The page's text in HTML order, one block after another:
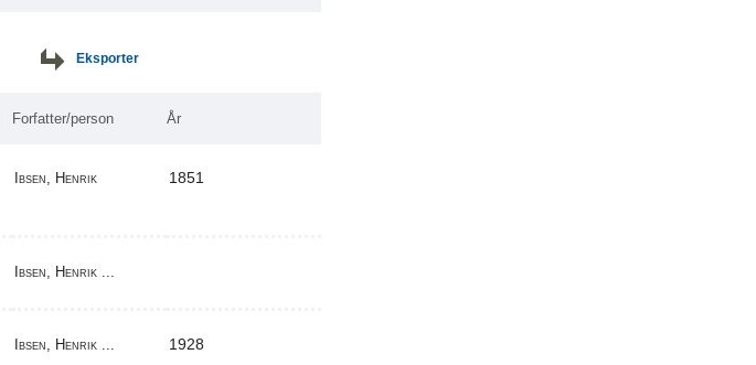
Eksporter
Forfatter/person År
Ibsen, Henrik 1851
Ibsen, Henrik ...
Ibsen, Henrik ... 1928